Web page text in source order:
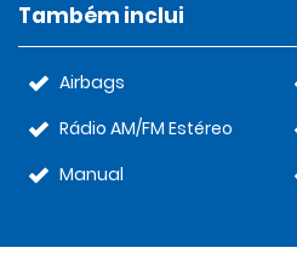
Também inclui
Airbags
Rádio AM/FM Estéreo
Manual